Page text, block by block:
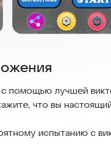
помощью лучшей
что вы
испытанию с
викторина